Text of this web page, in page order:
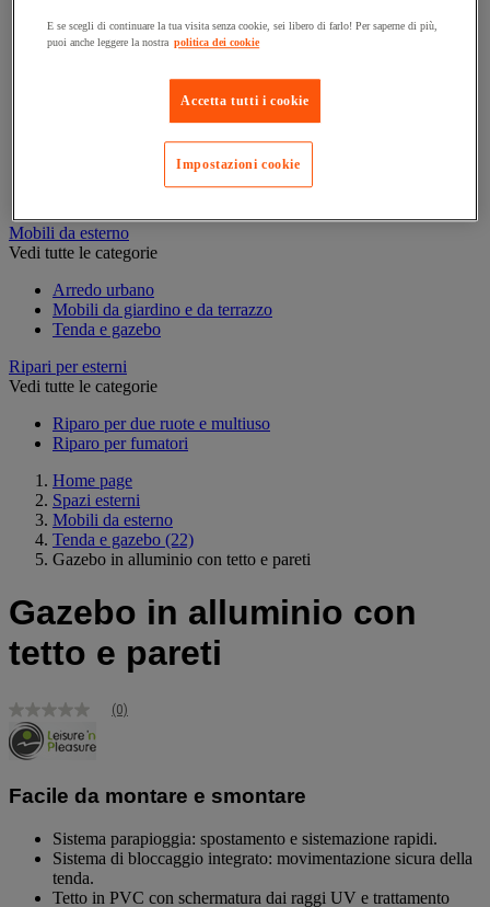
Attrezzi per l'inverno
Barriera e transenna
Protezione anti-inondazione
Mobili da esterno
Vedi tutte le categorie
Arredo urbano
Mobili da giardino e da terrazzo
Tenda e gazebo
Ripari per esterni
Vedi tutte le categorie
Riparo per due ruote e multiuso
Riparo per fumatori
Home page
Spazi esterni
Mobili da esterno
Tenda e gazebo (22)
Gazebo in alluminio con tetto e pareti
Gazebo in alluminio con
tetto e pareti
Nessuna
valutazione
Stesso
alla
pagina.
(0)
Facile da montare e smontare
Sistema parapioggia: spostamento e sistemazione rapidi.
Sistema di bloccaggio integrato: movimentazione sicura della
tenda.
Tetto in PVC con schermatura dai raggi UV e trattamento
E se scegli di continuare la tua visita senza cookie, sei libero di farlo! Per saperne di più,
puoi anche leggere la nostra politica dei cookie
Accetta tutti i cookie
Impostazioni cookie